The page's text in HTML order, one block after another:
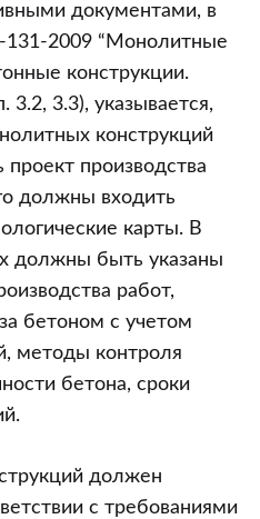
документами, в
2009 “Монолитные
конструкции.
3.2, 3.3), указывается,
конструкций
проект производства
должны входить
карты. В
должны быть указаны
работ,
бетоном с учетом
методы контроля
бетона, сроки
должен
с требованиями